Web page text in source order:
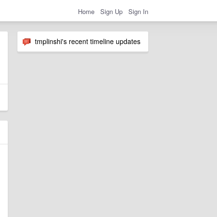
Home Sign Up Sign In
tmplinshi's recent timeline updates